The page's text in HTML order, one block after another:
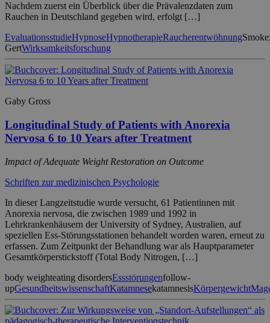
Nachdem zuerst ein Überblick über die Prävalenzdaten zum
Rauchen in Deutschland gegeben wird, erfolgt […]
EvaluationsstudieHypnoseHypnotherapieRaucherentwöhnung
GertWirksamkeitsforschung
Gaby Gross
Longitudinal Study of Patients with Anorexia
Nervosa 6 to 10 Years after Treatment
Impact of Adequate Weight Restoration on Outcome
Schriften zur medizinischen Psychologie
In dieser Langzeitstudie wurde versucht, 61 Patientinnen mit
Anorexia nervosa, die zwischen 1989 und 1992 in
Lehrkrankenhäusern der University of Sydney, Australien, auf
speziellen Ess-Störungsstationen behandelt worden waren, erneut zu
erfassen. Zum Zeitpunkt der Behandlung war als Hauptparameter
Gesamtkörperstickstoff (Total Body Nitrogen, […]
body weighteating disordersEssstörungenfollow-
upGesundheitswissenschaftKatamnesekatamnesisKörpergewicht